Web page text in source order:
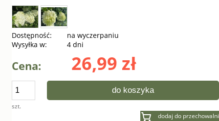
Dostępność:
na wyczerpaniu
Wysyłka w:
4 dni
Cena: 26,99 zł
szt.
do koszyka
dodaj do przechowalni